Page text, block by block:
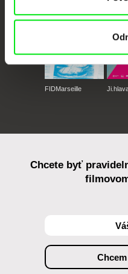
FIDMarseille
Chcete byť